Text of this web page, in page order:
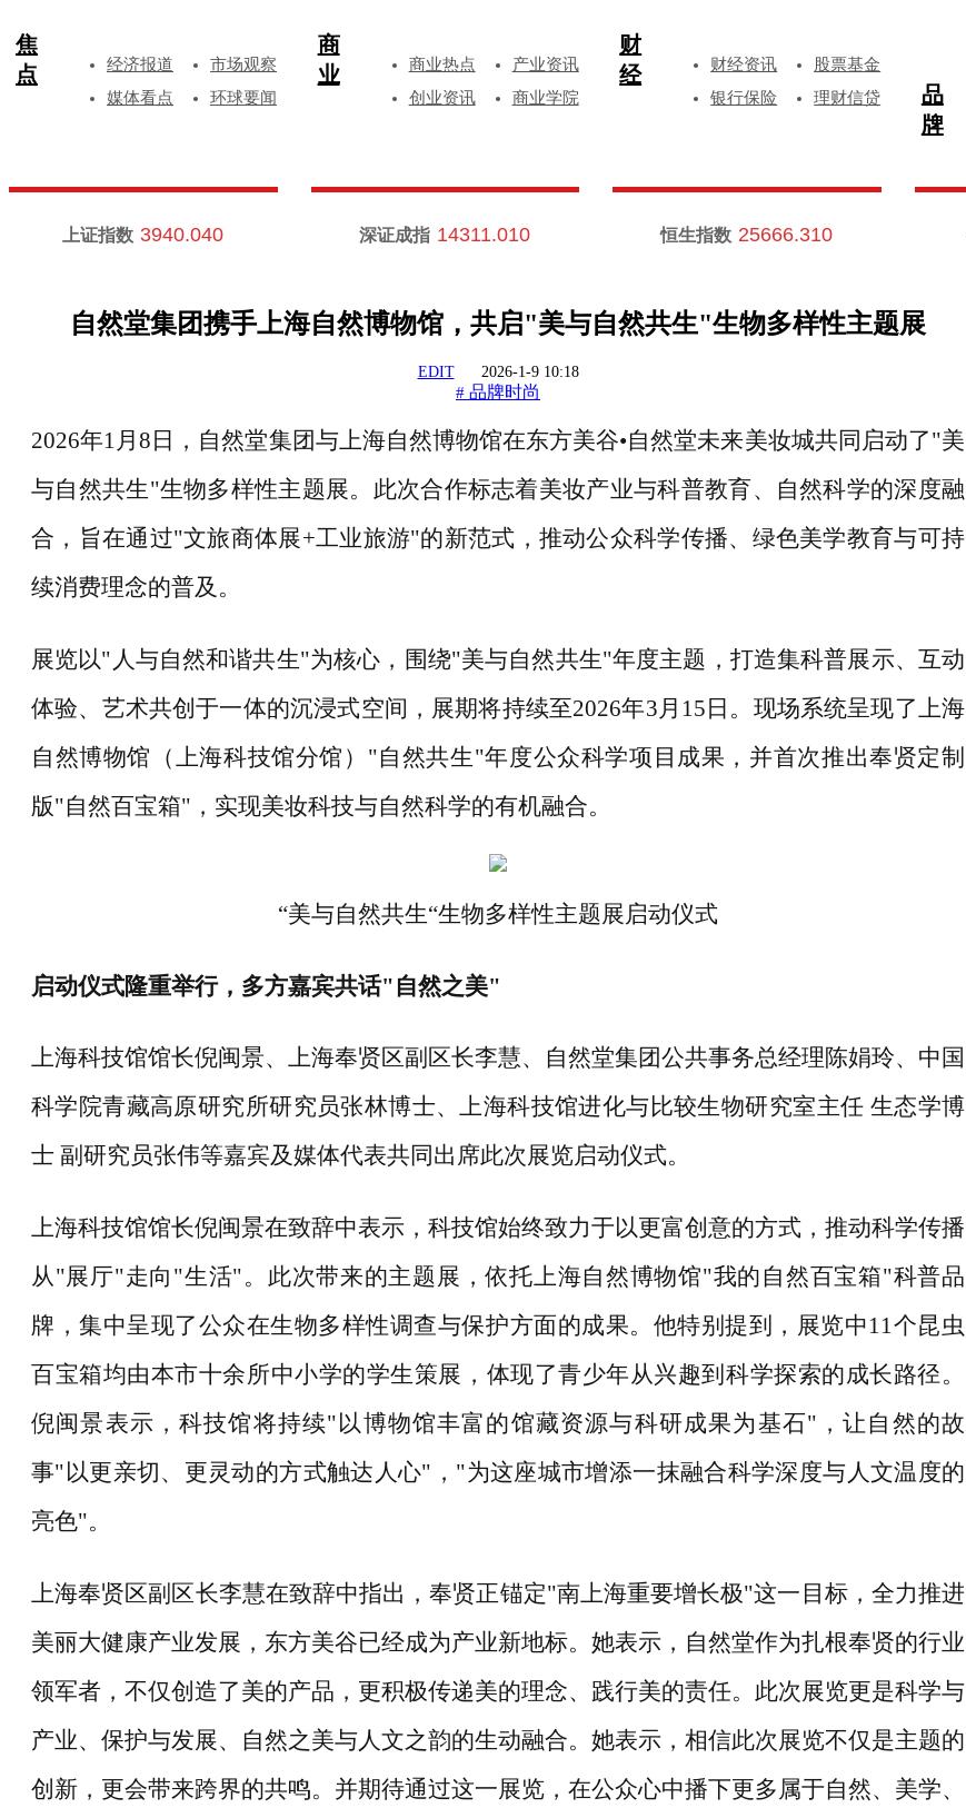
焦
点
经济报道
市场观察
媒体看点
环球要闻
商
业
商业热点
产业资讯
创业资讯
商业学院
财
经
财经资讯
股票基金
银行保险
理财信贷
品
牌
上证指数 3940.040 深证成指 14311.010 恒生指数 25666.310
自然堂集团携手上海自然博物馆，共启"美与自然共生"生物多样性主题展
EDIT 2026-1-9 10:18
# 品牌时尚
2026年1月8日，自然堂集团与上海自然博物馆在东方美谷•自然堂未来美妆城共同启动了"美
与自然共生"生物多样性主题展。此次合作标志着美妆产业与科普教育、自然科学的深度融
合，旨在通过"文旅商体展+工业旅游"的新范式，推动公众科学传播、绿色美学教育与可持
续消费理念的普及。
展览以"人与自然和谐共生"为核心，围绕"美与自然共生"年度主题，打造集科普展示、互动
体验、艺术共创于一体的沉浸式空间，展期将持续至2026年3月15日。现场系统呈现了上海
自然博物馆（上海科技馆分馆）"自然共生"年度公众科学项目成果，并首次推出奉贤定制
版"自然百宝箱"，实现美妆科技与自然科学的有机融合。
“美与自然共生“生物多样性主题展启动仪式
启动仪式隆重举行，多方嘉宾共话"自然之美"
上海科技馆馆长倪闽景、上海奉贤区副区长李慧、自然堂集团公共事务总经理陈娟玲、中国
科学院青藏高原研究所研究员张林博士、上海科技馆进化与比较生物研究室主任 生态学博
士 副研究员张伟等嘉宾及媒体代表共同出席此次展览启动仪式。
上海科技馆馆长倪闽景在致辞中表示，科技馆始终致力于以更富创意的方式，推动科学传播
从"展厅"走向"生活"。此次带来的主题展，依托上海自然博物馆"我的自然百宝箱"科普品
牌，集中呈现了公众在生物多样性调查与保护方面的成果。他特别提到，展览中11个昆虫
百宝箱均由本市十余所中小学的学生策展，体现了青少年从兴趣到科学探索的成长路径。
倪闽景表示，科技馆将持续"以博物馆丰富的馆藏资源与科研成果为基石"，让自然的故
事"以更亲切、更灵动的方式触达人心"，"为这座城市增添一抹融合科学深度与人文温度的
亮色"。
上海奉贤区副区长李慧在致辞中指出，奉贤正锚定"南上海重要增长极"这一目标，全力推进
美丽大健康产业发展，东方美谷已经成为产业新地标。她表示，自然堂作为扎根奉贤的行业
领军者，不仅创造了美的产品，更积极传递美的理念、践行美的责任。此次展览更是科学与
产业、保护与发展、自然之美与人文之韵的生动融合。她表示，相信此次展览不仅是主题的
创新，更会带来跨界的共鸣。并期待通过这一展览，在公众心中播下更多属于自然、美学、